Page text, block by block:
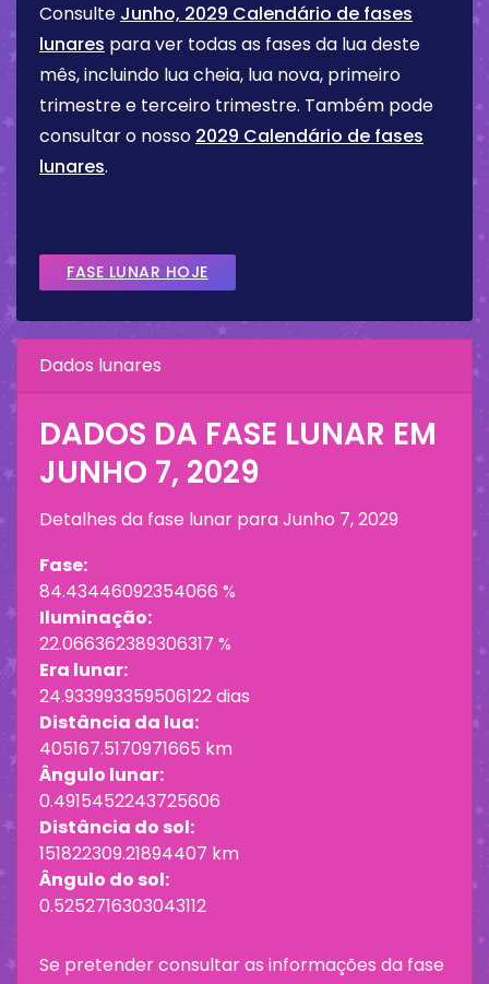
Consulte Junho, 2029 Calendário de fases
lunares para ver todas as fases da lua deste
mês, incluindo lua cheia, lua nova, primeiro
trimestre e terceiro trimestre. Também pode
consultar o nosso 2029 Calendário de fases
lunares.
FASE LUNAR HOJE
Dados lunares
DADOS DA FASE LUNAR EM
JUNHO 7, 2029
Detalhes da fase lunar paraJunho 7, 2029
Fase:
84.43446092354066 %
Iluminação:
22.066362389306317 %
Era lunar:
24.933993359506122 dias
Distância da lua:
405167.5170971665 km
Ângulo lunar:
0.4915452243725606
Distância do sol:
151822309.21894407 km
Ângulo do sol:
0.5252716303043112
Se pretender consultar as informações da fase